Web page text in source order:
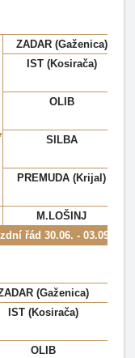
ZADAR (Gaženica)
IST (Kosirača)
OLIB
SILBA
PREMUDA (Krijal)
M.LOŠINJ
řád 30.06. - 03.09.2023
(Gaženica)
IST (Kosirača)
OLIB